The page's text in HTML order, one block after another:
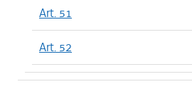
Art. 51
Art. 52